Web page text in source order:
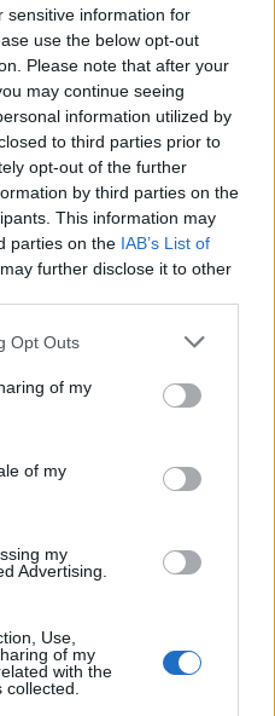
sensitive information for
use the below opt-out
Please note that after your
may continue seeing
information utilized by
to third parties prior to
opt-out of the further
by third parties on the
This information may
parties on the IAB’s List of
further disclose it to other
uses one or more Google
behaviour. You may click to
and its third-party tags to
purposes in below Google
Opt Outs
of my
of my
my
Advertising.
Use,
of my
with the